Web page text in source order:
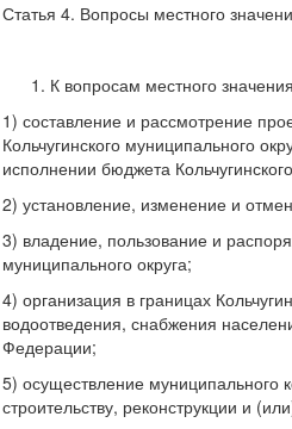
Статья 4. Вопросы местного
К вопросам местного
1) составление и рассмотрение
Кольчугинского муниципального
исполнении бюджета
2) установление, изменение и
3) владение, пользование и
муниципального округа;
4) организация в границах
водоотведения, снабжения
Федерации;
5) осуществление муниципального
строительству, реконструкции и